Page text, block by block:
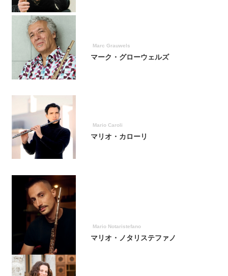
マーク・グローウェルズ
Marc Grauwels
マリオ・カローリ
Mario Caroli
マリオ・ノタリステファノ
Mario Notaristefano